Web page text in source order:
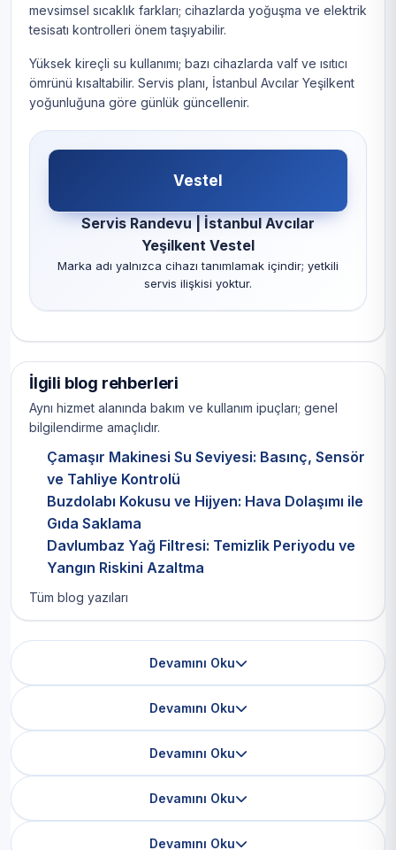
mevsimsel sıcaklık farkları; cihazlarda yoğuşma ve elektrik
tesisatı kontrolleri önem taşıyabilir.
Yüksek kireçli su kullanımı; bazı cihazlarda valf ve ısıtıcı
ömrünü kısaltabilir. Servis planı, İstanbul Avcılar Yeşilkent
yoğunluğuna göre günlük güncellenir.
Vestel
Servis Randevu | İstanbul Avcılar
Yeşilkent Vestel
Marka adı yalnızca cihazı tanımlamak içindir; yetkili
servis ilişkisi yoktur.
İlgili blog rehberleri
Aynı hizmet alanında bakım ve kullanım ipuçları; genel
bilgilendirme amaçlıdır.
Çamaşır Makinesi Su Seviyesi: Basınç, Sensör
ve Tahliye Kontrolü
Buzdolabı Kokusu ve Hijyen: Hava Dolaşımı ile
Gıda Saklama
Davlumbaz Yağ Filtresi: Temizlik Periyodu ve
Yangın Riskini Azaltma
Tüm blog yazıları
Devamını Oku
Devamını Oku
Devamını Oku
Devamını Oku
Devamını Oku